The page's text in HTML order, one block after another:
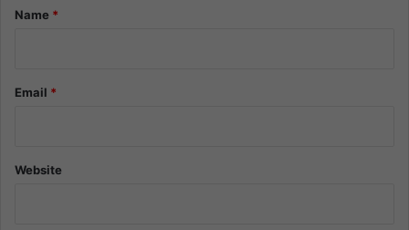
*Name *
Email *
Website